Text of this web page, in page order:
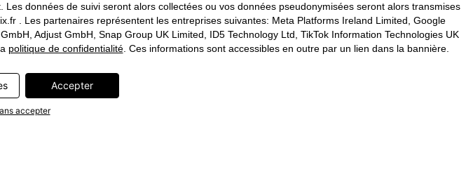
données de suivi seront alors collectées ou vos données pseudonymisées seront alors transmises
. Les partenaires représentent les entreprises suivantes: Meta Platforms Ireland Limited, Google
Adjust GmbH, Snap Group UK Limited, ID5 Technology Ltd, TikTok Information Technologies UK
politique de confidentialité. Ces informations sont accessibles en outre par un lien dans la bannière.
Accepter
accepter